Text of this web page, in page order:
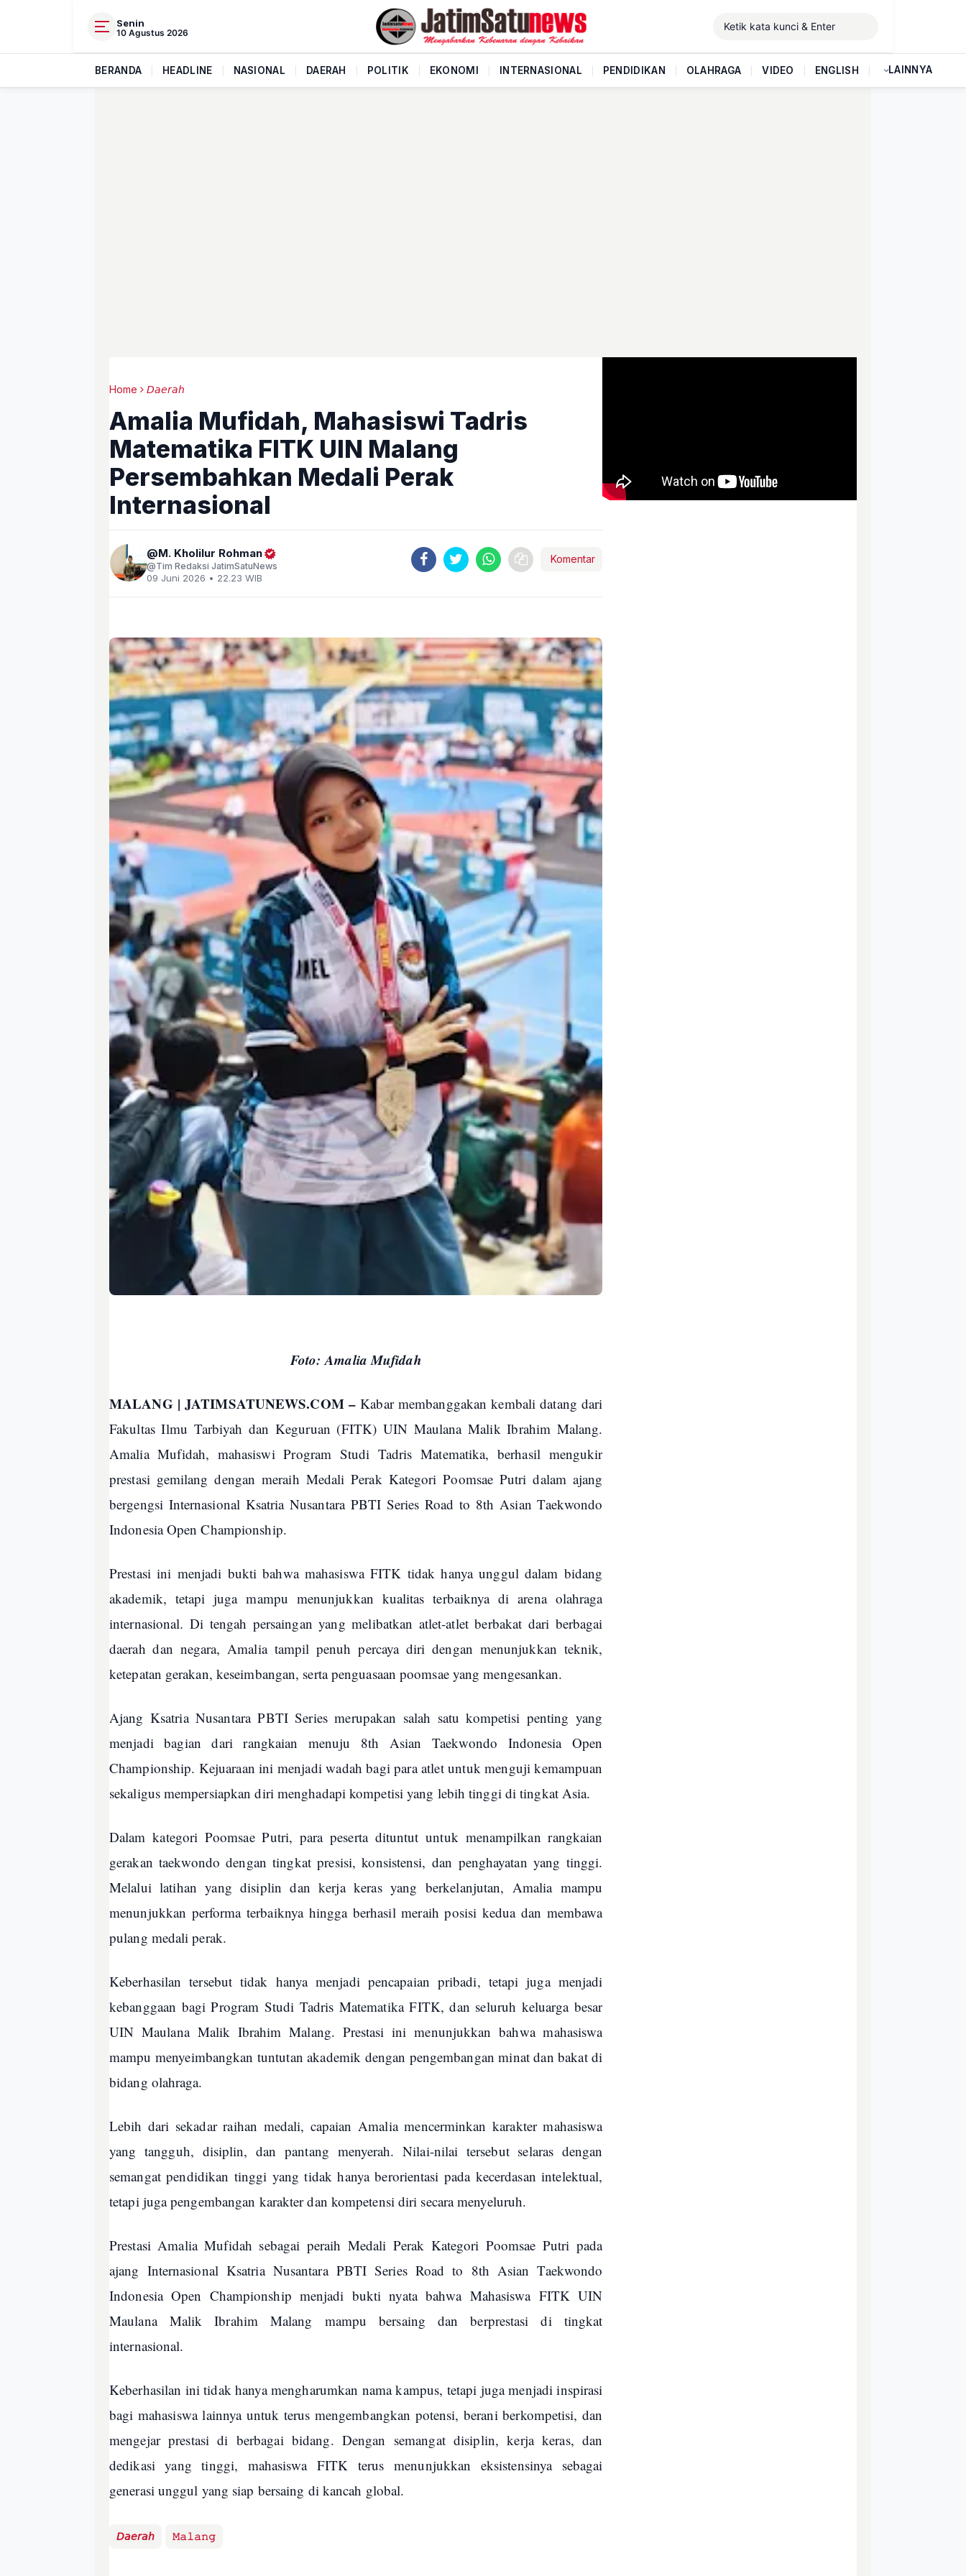
Senin
10 Agustus 2026
BERANDA HEADLINE NASIONAL DAERAH POLITIK EKONOMI INTERNASIONAL PENDIDIKAN OLAHRAGA VIDEO ENGLISH LAINNYA
Home 𝘋𝘢𝘦𝘳𝘢𝘩
Amalia Mufidah, Mahasiswi Tadris
Matematika FITK UIN Malang
Persembahkan Medali Perak
Internasional
M. Kholilur Rohman
Tim Redaksi JatimSatuNews
09 Juni 2026 • 22.23 WIB
Komentar
Foto: Amalia Mufidah
MALANG | JATIMSATUNEWS.COM –Kabar membanggakan kembali datang dari
Fakultas Ilmu Tarbiyah dan Keguruan (FITK) UIN Maulana Malik Ibrahim Malang.
Amalia Mufidah, mahasiswi Program Studi Tadris Matematika, berhasil mengukir
prestasi gemilang dengan meraih Medali Perak Kategori Poomsae Putri dalam ajang
bergengsi Internasional Ksatria Nusantara PBTI Series Road to 8th Asian Taekwondo
Indonesia Open Championship.
Prestasi ini menjadi bukti bahwa mahasiswa FITK tidak hanya unggul dalam bidang
akademik, tetapi juga mampu menunjukkan kualitas terbaiknya di arena olahraga
internasional. Di tengah persaingan yang melibatkan atlet-atlet berbakat dari berbagai
daerah dan negara, Amalia tampil penuh percaya diri dengan menunjukkan teknik,
ketepatan gerakan, keseimbangan, serta penguasaan poomsae yang mengesankan.
Ajang Ksatria Nusantara PBTI Series merupakan salah satu kompetisi penting yang
menjadi bagian dari rangkaian menuju 8th Asian Taekwondo Indonesia Open
Championship. Kejuaraan ini menjadi wadah bagi para atlet untuk menguji kemampuan
sekaligus mempersiapkan diri menghadapi kompetisi yang lebih tinggi di tingkat Asia.
Dalam kategori Poomsae Putri, para peserta dituntut untuk menampilkan rangkaian
gerakan taekwondo dengan tingkat presisi, konsistensi, dan penghayatan yang tinggi.
Melalui latihan yang disiplin dan kerja keras yang berkelanjutan, Amalia mampu
menunjukkan performa terbaiknya hingga berhasil meraih posisi kedua dan membawa
pulang medali perak.
Keberhasilan tersebut tidak hanya menjadi pencapaian pribadi, tetapi juga menjadi
kebanggaan bagi Program Studi Tadris Matematika FITK, dan seluruh keluarga besar
UIN Maulana Malik Ibrahim Malang. Prestasi ini menunjukkan bahwa mahasiswa
mampu menyeimbangkan tuntutan akademik dengan pengembangan minat dan bakat di
bidang olahraga.
Lebih dari sekadar raihan medali, capaian Amalia mencerminkan karakter mahasiswa
yang tangguh, disiplin, dan pantang menyerah. Nilai-nilai tersebut selaras dengan
semangat pendidikan tinggi yang tidak hanya berorientasi pada kecerdasan intelektual,
tetapi juga pengembangan karakter dan kompetensi diri secara menyeluruh.
Prestasi Amalia Mufidah sebagai peraih Medali Perak Kategori Poomsae Putri pada
ajang Internasional Ksatria Nusantara PBTI Series Road to 8th Asian Taekwondo
Indonesia Open Championship menjadi bukti nyata bahwa Mahasiswa FITK UIN
Maulana Malik Ibrahim Malang mampu bersaing dan berprestasi di tingkat
internasional.
Keberhasilan ini tidak hanya mengharumkan nama kampus, tetapi juga menjadi inspirasi
bagi mahasiswa lainnya untuk terus mengembangkan potensi, berani berkompetisi, dan
mengejar prestasi di berbagai bidang. Dengan semangat disiplin, kerja keras, dan
dedikasi yang tinggi, mahasiswa FITK terus menunjukkan eksistensinya sebagai
generasi unggul yang siap bersaing di kancah global.
𝘋𝘢𝘦𝘳𝘢𝘩 𝙼𝚊𝚕𝚊𝚗𝚐